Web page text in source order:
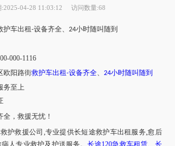
:2025-04-28 11:03:12 访问数量:68
护车出租-设备齐全、24小时随叫随到
000-1116
欧阳路街救护车出租-设备齐全、24小时随叫随到
务至上
全，救援无忧！
护救援公司,专业提供长短途救护车出租服务,愈后